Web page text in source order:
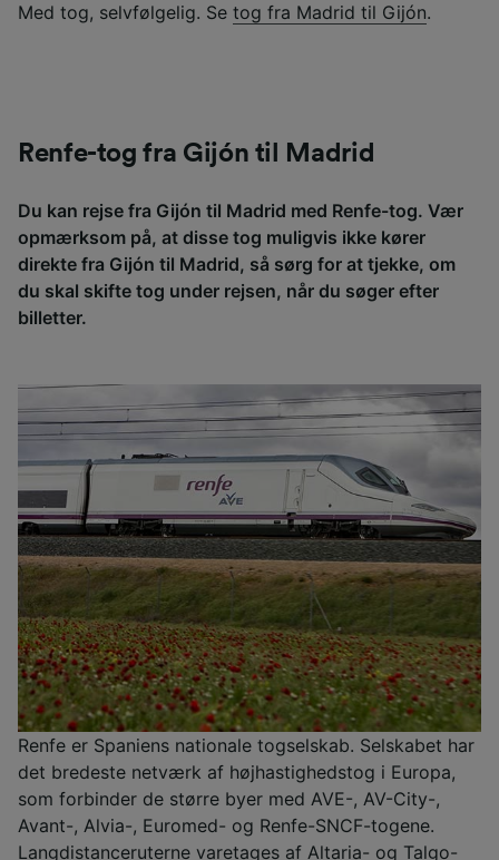
Med tog, selvfølgelig. Se tog fra Madrid til Gijón.
Renfe-tog fra Gijón til Madrid
Du kan rejse fra Gijón til Madrid med Renfe-tog. Vær
opmærksom på, at disse tog muligvis ikke kører
direkte fra Gijón til Madrid, så sørg for at tjekke, om
du skal skifte tog under rejsen, når du søger efter
billetter.
Renfe er Spaniens nationale togselskab. Selskabet har
det bredeste netværk af højhastighedstog i Europa,
som forbinder de større byer med AVE-, AV-City-,
Avant-, Alvia-, Euromed- og Renfe-SNCF-togene.
Langdistanceruterne varetages af Altaria- og Talgo-